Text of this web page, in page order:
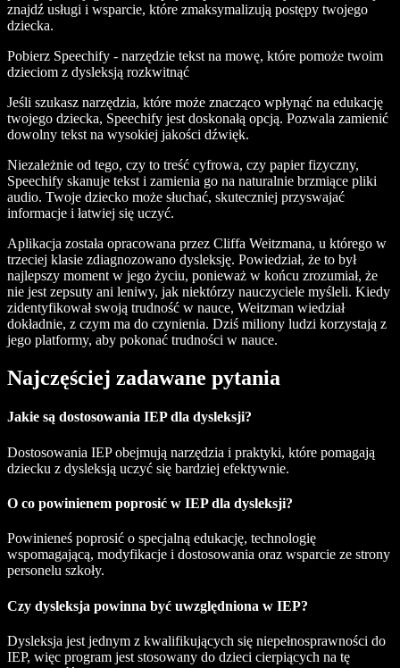
znajdź usługi i wsparcie, które zmaksymalizują postępy twojego
dziecka.
Pobierz Speechify - narzędzie tekst na mowę, które pomoże twoim
dzieciom z dysleksją rozkwitnąć
Jeśli szukasz narzędzia, które może znacząco wpłynąć na edukację
twojego dziecka, Speechify jest doskonałą opcją. Pozwala zamienić
dowolny tekst na wysokiej jakości dźwięk.
Niezależnie od tego, czy to treść cyfrowa, czy papier fizyczny,
Speechify skanuje tekst i zamienia go na naturalnie brzmiące pliki
audio. Twoje dziecko może słuchać, skuteczniej przyswajać
informacje i łatwiej się uczyć.
Aplikacja została opracowana przez Cliffa Weitzmana, u którego w
trzeciej klasie zdiagnozowano dysleksję. Powiedział, że to był
najlepszy moment w jego życiu, ponieważ w końcu zrozumiał, że
nie jest zepsuty ani leniwy, jak niektórzy nauczyciele myśleli. Kiedy
zidentyfikował swoją trudność w nauce, Weitzman wiedział
dokładnie, z czym ma do czynienia. Dziś miliony ludzi korzystają z
jego platformy, aby pokonać trudności w nauce.
Najczęściej zadawane pytania
Jakie są dostosowania IEP dla dysleksji?
Dostosowania IEP obejmują narzędzia i praktyki, które pomagają
dziecku z dysleksją uczyć się bardziej efektywnie.
O co powinienem poprosić w IEP dla dysleksji?
Powinieneś poprosić o specjalną edukację, technologię
wspomagającą, modyfikacje i dostosowania oraz wsparcie ze strony
personelu szkoły.
Czy dysleksja powinna być uwzględniona w IEP?
Dysleksja jest jednym z kwalifikujących się niepełnosprawności do
IEP, więc program jest stosowany do dzieci cierpiących na tę